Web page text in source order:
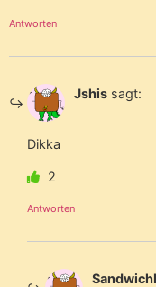
Antworten
Jshis sagt:
Dikka
2
Antworten